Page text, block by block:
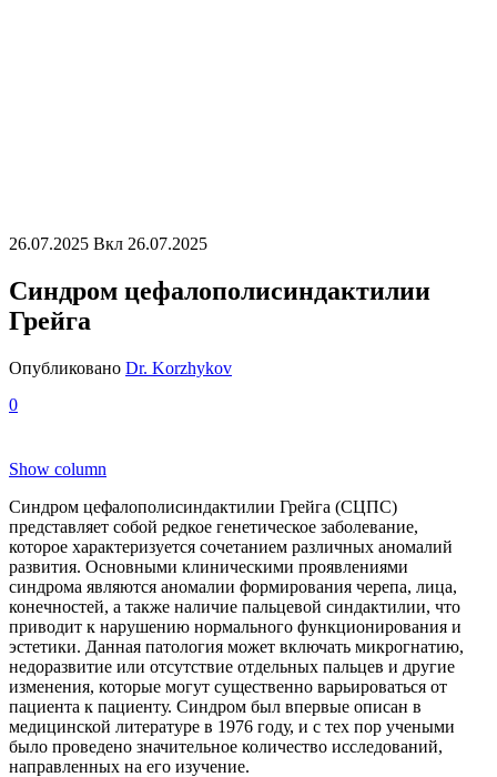
26.07.2025 Вкл 26.07.2025
Синдром цефалополисиндактилии
Грейга
Опубликовано Dr. Korzhykov
0
Show column
Синдром цефалополисиндактилии Грейга (СЦПС)
представляет собой редкое генетическое заболевание,
которое характеризуется сочетанием различных аномалий
развития. Основными клиническими проявлениями
синдрома являются аномалии формирования черепа, лица,
конечностей, а также наличие пальцевой синдактилии, что
приводит к нарушению нормального функционирования и
эстетики. Данная патология может включать микрогнатию,
недоразвитие или отсутствие отдельных пальцев и другие
изменения, которые могут существенно варьироваться от
пациента к пациенту. Синдром был впервые описан в
медицинской литературе в 1976 году, и с тех пор учеными
было проведено значительное количество исследований,
направленных на его изучение.